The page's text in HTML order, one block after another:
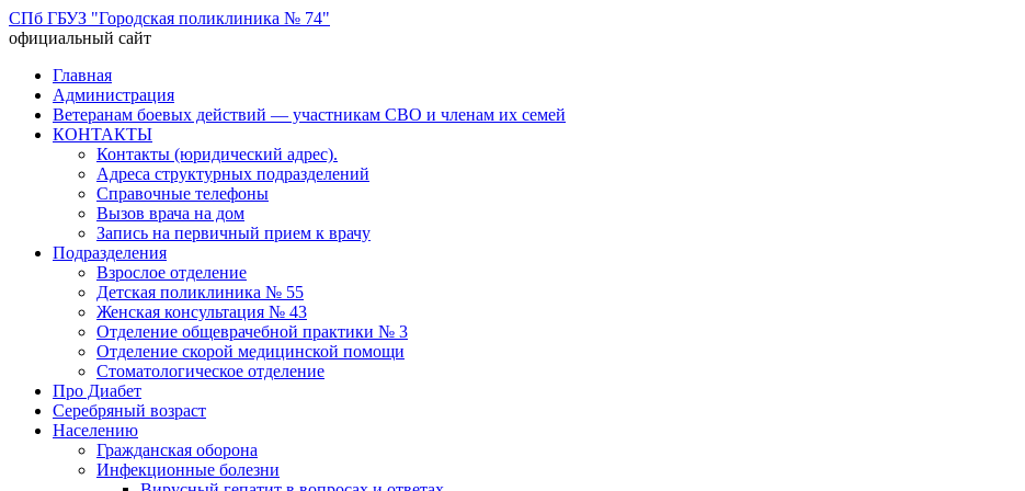
СПб ГБУЗ "Городская поликлиника № 74"
официальный сайт
Перейти
содержимому
Главная
Администрация
Ветеранам боевых действий — участникам СВО и членам их семей
КОНТАКТЫ
Контакты (юридический адрес).
Адреса структурных подразделений
Справочные телефоны
Вызов врача на дом
Запись на первичный прием к врачу
Подразделения
Взрослое отделение
Детская поликлиника № 55
Женская консультация № 43
Отделение общеврачебной практики № 3
Отделение скорой медицинской помощи
Стоматологическое отделение
Про Диабет
Серебряный возраст
Населению
Гражданская оборона
Инфекционные болезни